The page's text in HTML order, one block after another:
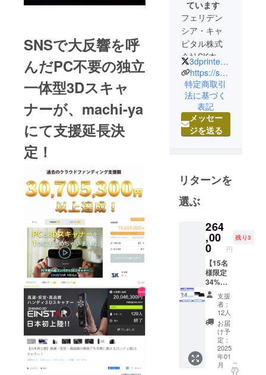
SNSで大反響を呼
んだPC不要の独立
一体型3Dスキャ
ナーが、machi-ya
にて支援延長決
定！
ています
フェリデン
シア・キャ
ピタル株式
会社SK本舗
事業部は、
東京／千代
田区に本拠
地を構え、
3Dプリン
ター及びハ
開していま
す。
業開始以
Phrozen、
Elegooと総
代理店契
約、
Anycubic、
Creality、
Wanhao、
peopoly
(Siraya)、
3dprinter_SK
https://skhonpo.com/
特定商取引
法に基づく
表記
メッセー
ジを送る
リターンを
選ぶ
264
,00
0 円
残り3
【15名
様限定
34%OF
F】
EINSTA
R 独立
型一体
スキャ
ナー
『VEG
A』 ×1
一般予
支援
者：
12人
お届
け予
定：
2025
年01
月
こ
の